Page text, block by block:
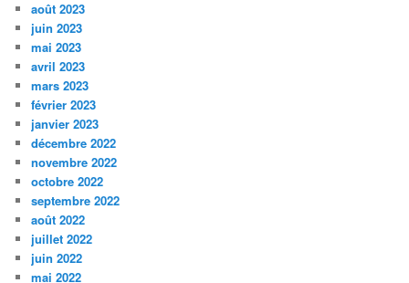
août 2023
juin 2023
mai 2023
avril 2023
mars 2023
février 2023
janvier 2023
décembre 2022
novembre 2022
octobre 2022
septembre 2022
août 2022
juillet 2022
juin 2022
mai 2022